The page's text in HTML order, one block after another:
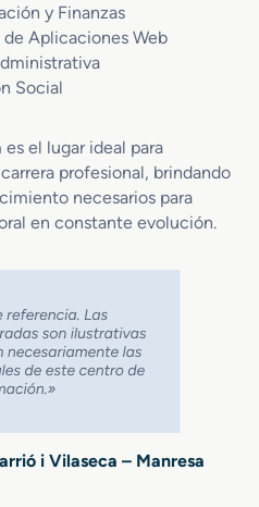
y Finanzas
Aplicaciones Web
Social
es el lugar ideal para
profesional, brindando
necesarios para
en constante evolución.
i Vilaseca – Manresa